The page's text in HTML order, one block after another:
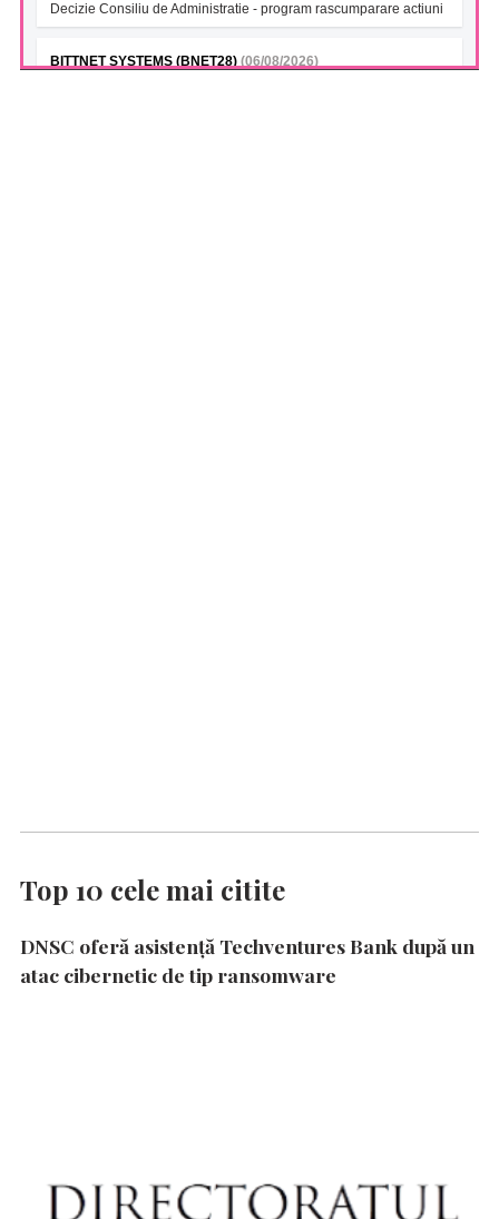
Decizie Consiliu de Administratie - program rascumparare actiuni
BITTNET SYSTEMS (BNET28) (06/08/2026)
Top 10 cele mai citite
DNSC oferă asistență Techventures Bank după un
atac cibernetic de tip ransomware